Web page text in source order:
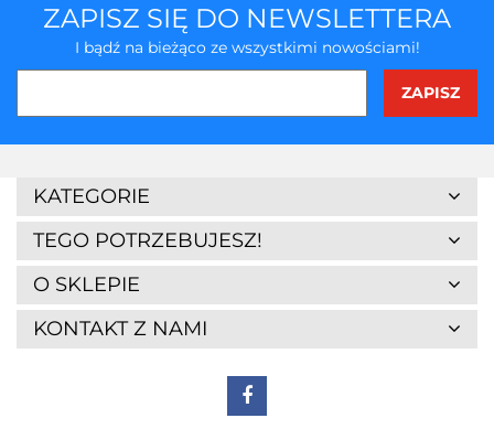
ZAPISZ SIĘ DO NEWSLETTERA
I bądź na bieżąco ze wszystkimi nowościami!
KATEGORIE
TEGO POTRZEBUJESZ!
O SKLEPIE
KONTAKT Z NAMI